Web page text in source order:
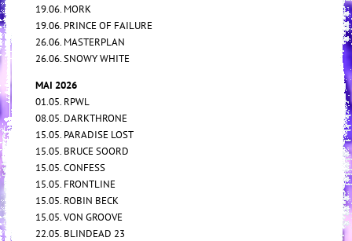
19.06. MORK
19.06. PRINCE OF FAILURE
26.06. MASTERPLAN
26.06. SNOWY WHITE
MAI 2026
01.05. RPWL
08.05. DARKTHRONE
15.05. PARADISE LOST
15.05. BRUCE SOORD
15.05. CONFESS
15.05. FRONTLINE
15.05. ROBIN BECK
15.05. VON GROOVE
22.05. BLINDEAD 23